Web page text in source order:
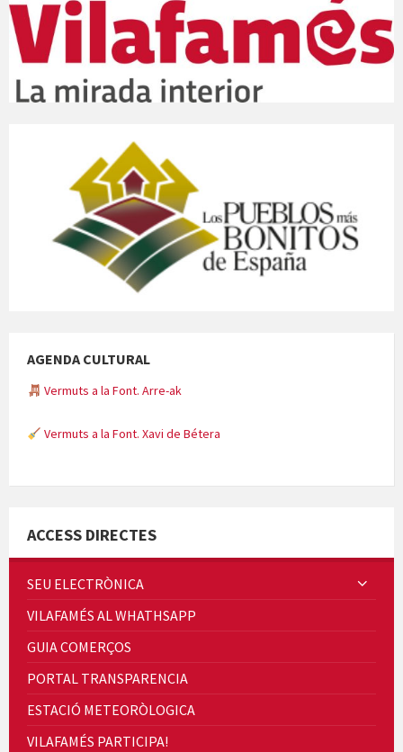
AGENDA CULTURAL
Vermuts a la Font. Arre-ak
Vermuts a la Font. Xavi de Bétera
Quintà Culroja
ACCESS DIRECTES
SEU ELECTRÒNICA
VILAFAMÉS AL WHATHSAPP
GUIA COMERÇOS
PORTAL TRANSPARENCIA
ESTACIÓ METEORÒLOGICA
VILAFAMÉS PARTICIPA!